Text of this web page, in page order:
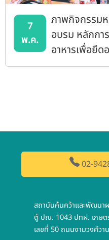
7
พ.ค.
ภาพกิจกรรม
อบรม หลักกา
อาหารเพื่อยืด
รักษา
02-
สถาบันค้นคว้าและพัฒนา
ตู้ ปณ. 1043 ปทฝ. เกษ
เลขที่ 50 ถนนงามวงศ์ว